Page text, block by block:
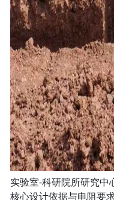
实验室-科研院所研究中
核心设计依据与电阻要